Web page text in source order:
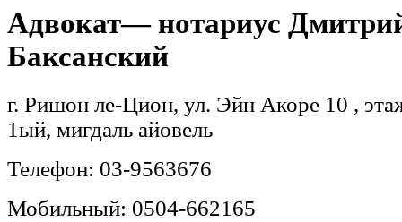
Адвокат— нотариус
Баксанский
г. Ришон ле-Цион, ул. Эйн Акоре 10 ,
1ый, мигдаль айовель
Телефон: 03-9563676
Мобильный: 0504-662165